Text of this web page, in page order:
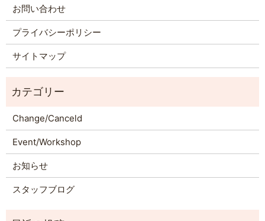
お問い合わせ
プライバシーポリシー
サイトマップ
Change/Canceld
Event/Workshop
お知らせ
スタッフブログ